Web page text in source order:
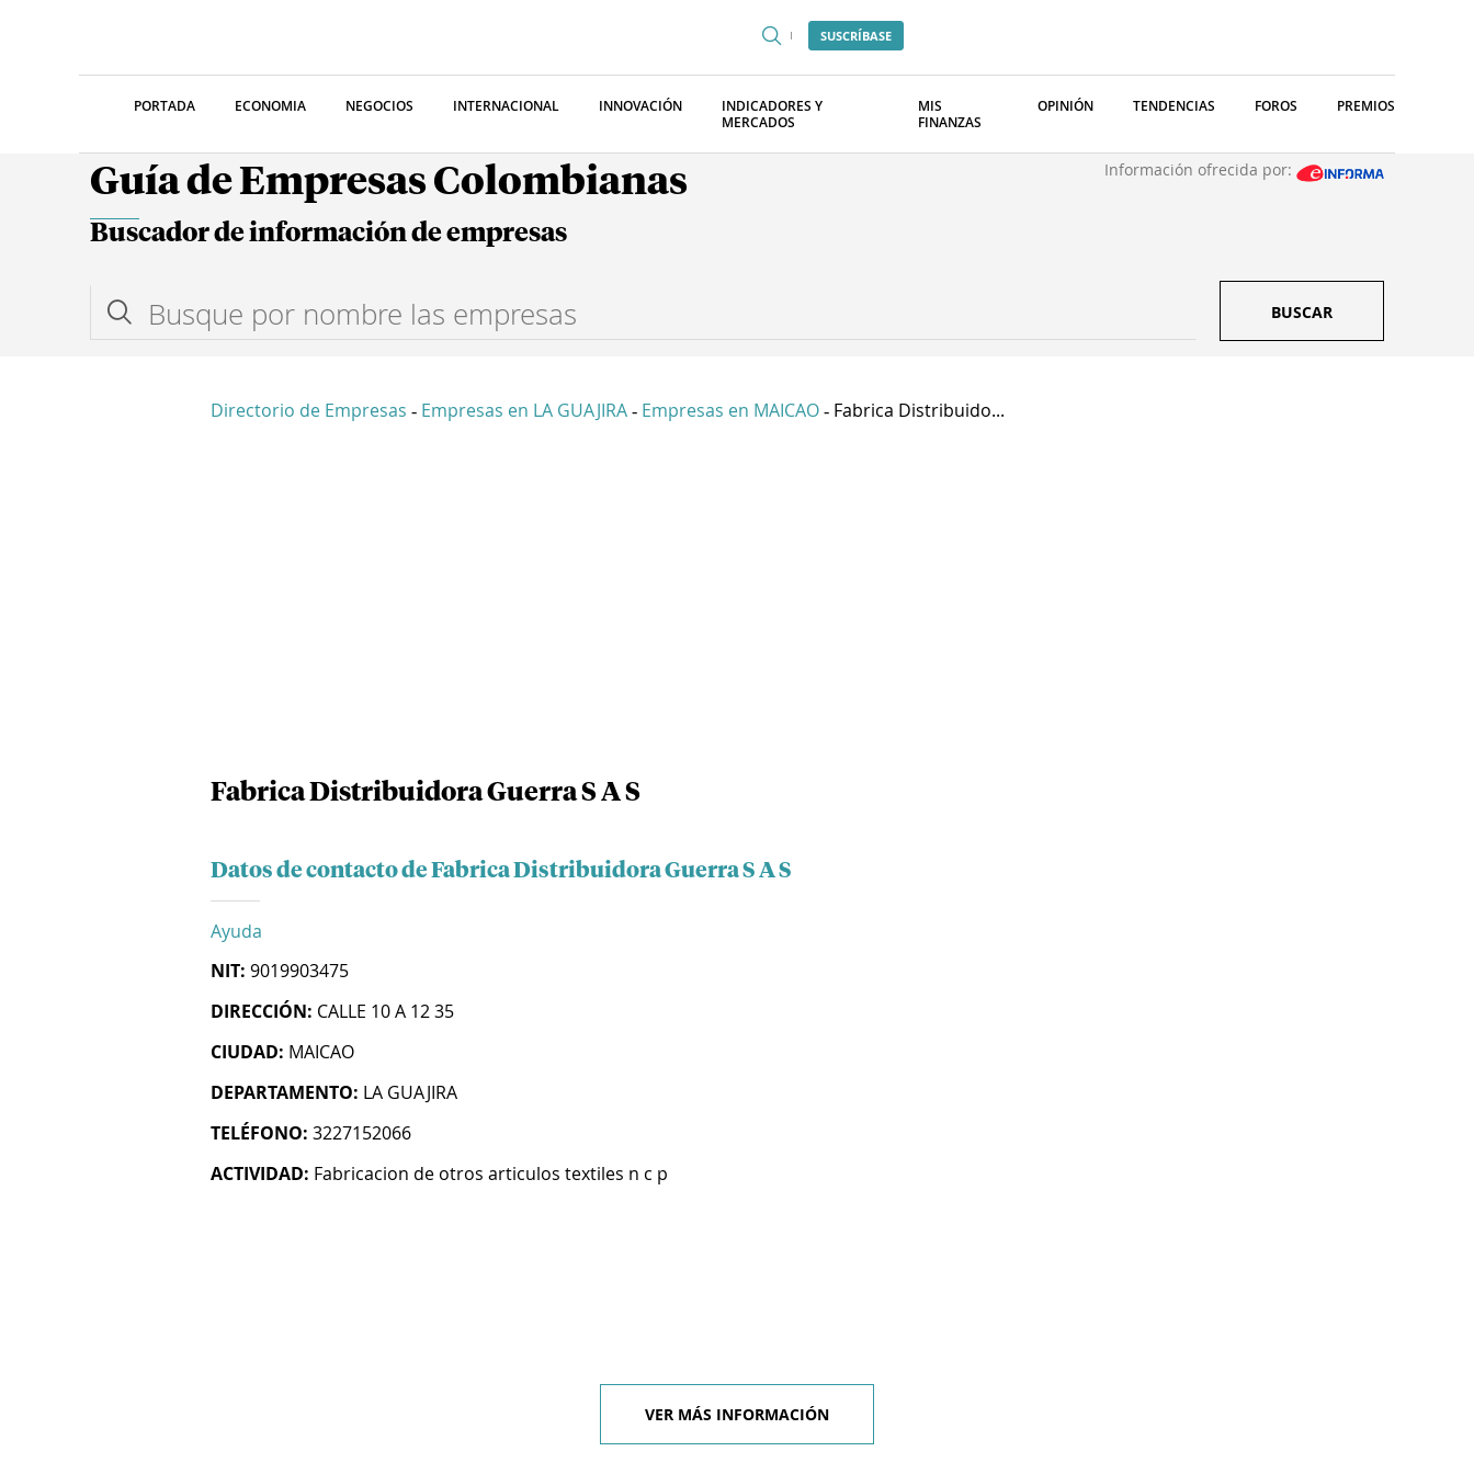
SUSCRÍBASE
PORTADA ECONOMIA NEGOCIOS INTERNACIONAL INNOVACIÓN
INDICADORES Y
MERCADOS
MIS
FINANZAS
OPINIÓN TENDENCIAS FOROS PREMIOS
Guía de Empresas Colombianas Información ofrecida por:
Buscador de información de empresas
BUSCAR
Directorio de Empresas - Empresas en LA GUAJIRA - Empresas en MAICAO - Fabrica Distribuido...
Fabrica Distribuidora Guerra S A S
Datos de contacto de Fabrica Distribuidora Guerra S A S
Ayuda
NIT: 9019903475
DIRECCIÓN: CALLE 10 A 12 35
CIUDAD: MAICAO
DEPARTAMENTO: LA GUAJIRA
TELÉFONO: 3227152066
ACTIVIDAD: Fabricacion de otros articulos textiles n c p
VER MÁS INFORMACIÓN